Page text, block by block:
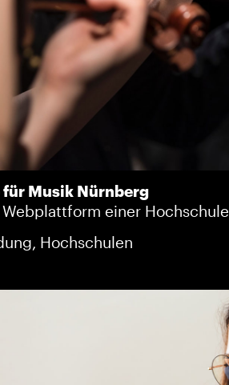
Musik Nürnberg
Webplattform einer Hochschule
Hochschulen